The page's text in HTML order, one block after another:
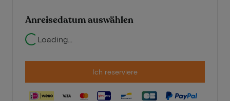
Anreisedatum auswählen
Loading...
Ich reserviere